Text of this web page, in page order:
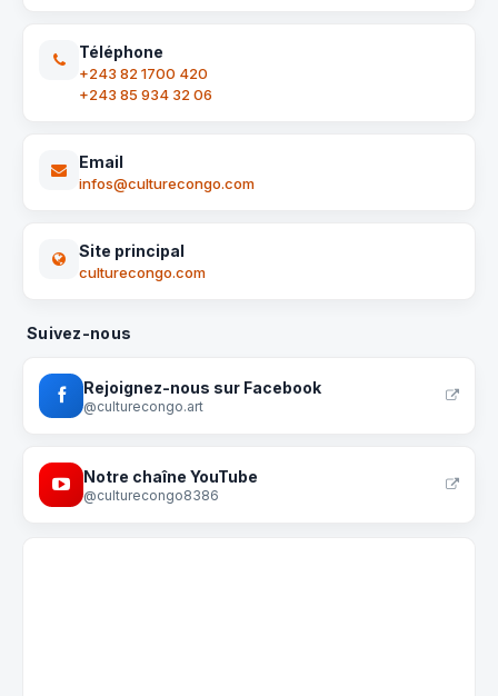
Téléphone
+243 82 1700 420
+243 85 934 32 06
Email
infos@culturecongo.com
Site principal
culturecongo.com
Suivez-nous
Rejoignez-nous sur Facebook
@culturecongo.art
Notre chaîne YouTube
@culturecongo8386